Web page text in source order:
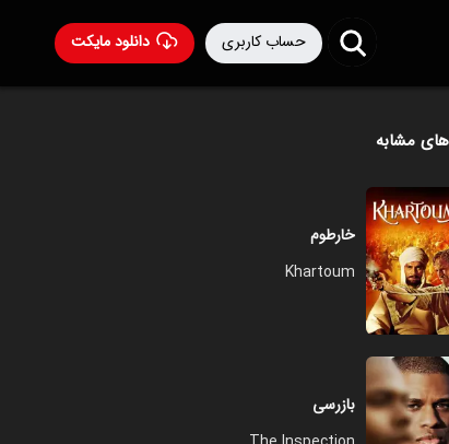
دانلود مایکت حساب کاربری
مشابه
خارطوم
Khartoum
بازرسی